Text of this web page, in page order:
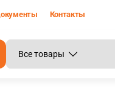
Контакты